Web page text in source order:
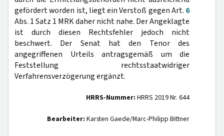
gefördert worden ist, liegt ein Verstoß gegen Art. 6
Abs. 1 Satz 1 MRK daher nicht nahe. Der Angeklagte
ist durch diesen Rechtsfehler jedoch nicht
beschwert. Der Senat hat den Tenor des
angegriffenen Urteils antragsgemäß um die
Feststellung rechtsstaatwidriger
Verfahrensverzögerung ergänzt.
HRRS-Nummer: HRRS 2019 Nr. 644
Bearbeiter: Karsten Gaede/Marc-Philipp Bittner